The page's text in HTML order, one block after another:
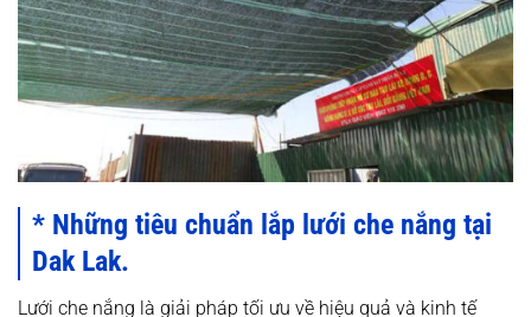
* Những tiêu chuẩn lắp lưới che nắng tại
Dak Lak.
Lưới che nắng là giải pháp tối ưu về hiệu quả và kinh tế